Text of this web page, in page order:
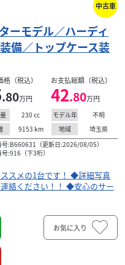
バイク王 名古屋みなと店
リア ナックルガー
ィングサービススター
ズパックもございま
さらに同エリ...
中古車
ーモデル／ハーディ
備／トップケース装
格（税込）
.80万円
お支払総額（税込）
42.80万円
230 cc モデル年
不明
9153 km 地域
埼玉県
号:B660631（更新日:2026/08/05）
:916（下3桁）
スメの1台です！ ◆詳細写真
絡ください！！ ◆安心のサー
お気に入り